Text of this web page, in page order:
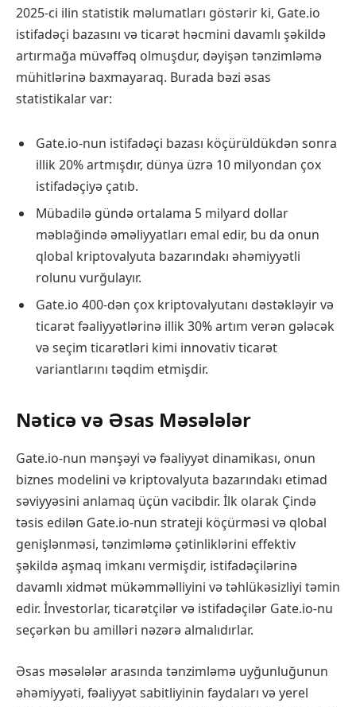
2025-ci ilin statistik məlumatları göstərir ki, Gate.io
istifadəçi bazasını və ticarət həcmini davamlı şəkildə
artırmağa müvəffəq olmuşdur, dəyişən tənzimləmə
mühitlərinə baxmayaraq. Burada bəzi əsas
statistikalar var:
Gate.io-nun istifadəçi bazası köçürüldükdən sonra
illik 20% artmışdır, dünya üzrə 10 milyondan çox
istifadəçiyə çatıb.
Mübadilə gündə ortalama 5 milyard dollar
məbləğində əməliyyatları emal edir, bu da onun
qlobal kriptovalyuta bazarındakı əhəmiyyətli
rolunu vurğulayır.
Gate.io 400-dən çox kriptovalyutanı dəstəkləyir və
ticarət fəaliyyətlərinə illik 30% artım verən gələcək
və seçim ticarətləri kimi innovativ ticarət
variantlarını təqdim etmişdir.
Nəticə və Əsas Məsələlər
Gate.io-nun mənşəyi və fəaliyyət dinamikası, onun
biznes modelini və kriptovalyuta bazarındakı etimad
səviyyəsini anlamaq üçün vacibdir. İlk olarak Çində
təsis edilən Gate.io-nun strateji köçürməsi və qlobal
genişlənməsi, tənzimləmə çətinliklərini effektiv
şəkildə aşmaq imkanı vermişdir, istifadəçilərinə
davamlı xidmət mükəmməlliyini və təhlükəsizliyi təmin
edir. İnvestorlar, ticarətçilər və istifadəçilər Gate.io-nu
seçərkən bu amilləri nəzərə almalıdırlar.
Əsas məsələlər arasında tənzimləmə uyğunluğunun
əhəmiyyəti, fəaliyyət sabitliyinin faydaları və yerel